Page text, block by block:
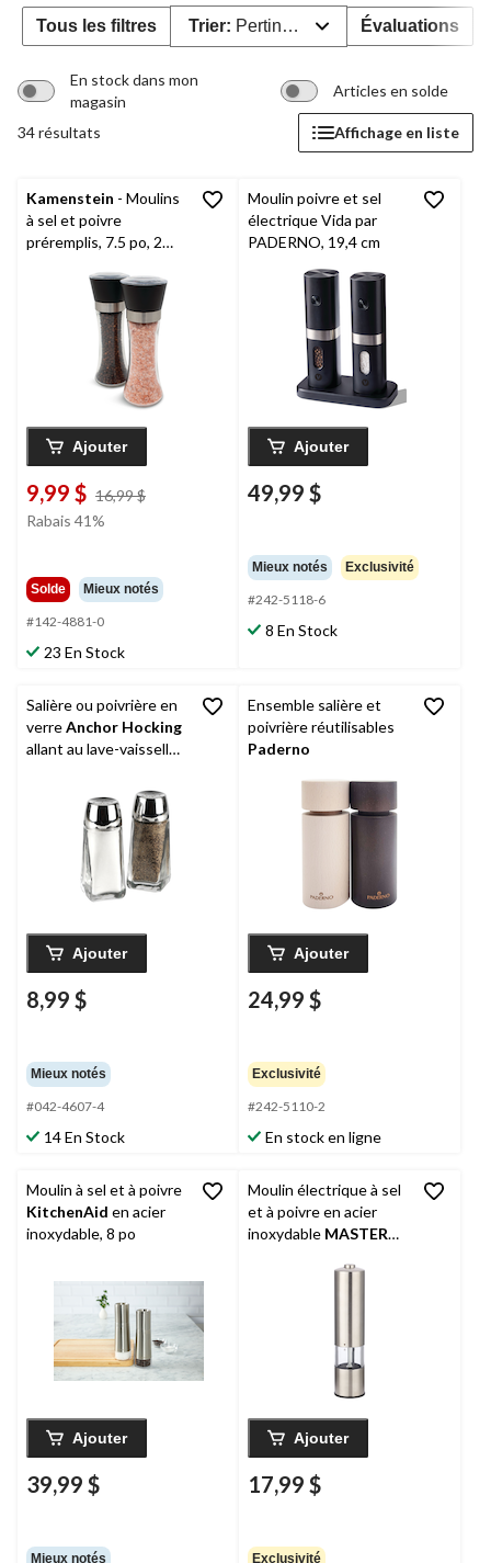
Tous les filtres Trier: Pertinence Évaluations
En stock dans mon
magasin
Articles en solde
34 résultats Affichage en liste
Kamenstein - Moulins
à sel et poivre
préremplis, 7.5 po, 2
Ajouter
9,99 $ 16,99 $
Rabais 41%
Solde Mieux notés
#142-4881-0
23 En Stock
Moulin poivre et sel
électrique Vida par
PADERNO, 19,4 cm
Ajouter
49,99 $
Mieux notés Exclusivité
#242-5118-6
8 En Stock
Salière ou poivrière en
verreAnchor Hocking
allant au lave-vaisselle,
Ajouter
8,99 $
Mieux notés
#042-4607-4
14 En Stock
Ensemble salière et
poivrière réutilisables
Paderno
Ajouter
24,99 $
Exclusivité
#242-5110-2
En stock en ligne
Moulin à sel et à poivre
KitchenAid en acier
inoxydable, 8 po
Ajouter
39,99 $
Mieux notés
Moulin électrique à sel
et à poivre en acier
inoxydable MASTER
Ajouter
17,99 $
Exclusivité